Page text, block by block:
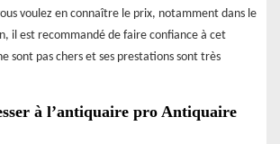
voulez en connaître le prix, notamment dans le
il est recommandé de faire confiance à cet
sont pas chers et ses prestations sont très
à l’antiquaire pro Antiquaire